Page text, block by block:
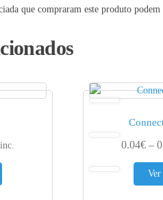
que compraram este produto
range: 0.44€ through 0.80€
This product has multiple variants. The
0.04€ –
Ver